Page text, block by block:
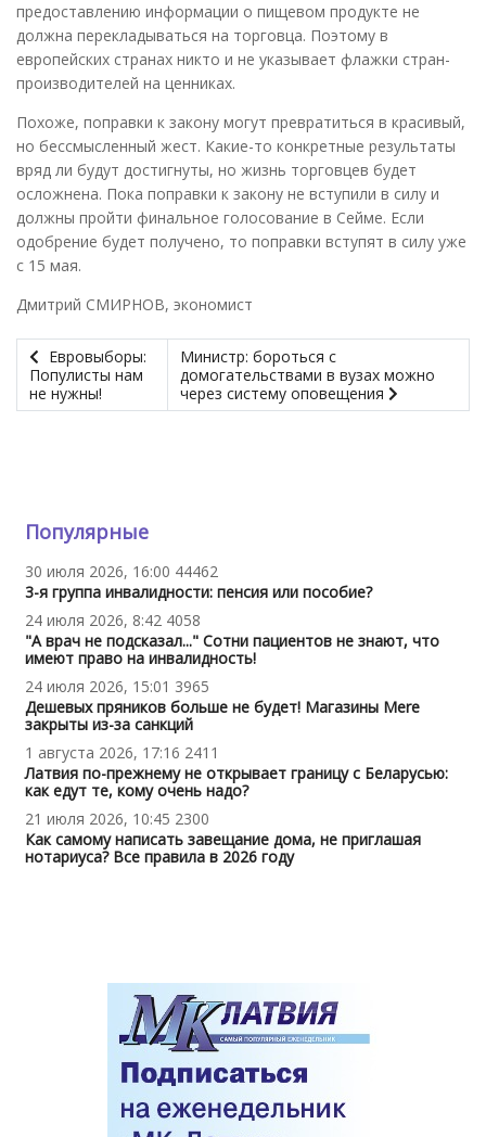
предоставлению информации о пищевом продукте не
должна перекладываться на торговца. Поэтому в
европейских странах никто и не указывает флажки стран-
производителей на ценниках.
Похоже, поправки к закону могут превратиться в красивый,
но бессмысленный жест. Какие-то конкретные результаты
вряд ли будут достигнуты, но жизнь торговцев будет
осложнена. Пока поправки к закону не вступили в силу и
должны пройти финальное голосование в Сейме. Если
одобрение будет получено, то поправки вступят в силу уже
с 15 мая.
Дмитрий СМИРНОВ, экономист
Евровыборы:
Популисты нам
не нужны!
Министр: бороться с
домогательствами в вузах можно
через систему оповещения
Популярные
30 июля 2026, 16:00 44462
3-я группа инвалидности: пенсия или пособие?
24 июля 2026, 8:42 4058
"А врач не подсказал..." Сотни пациентов не знают, что
имеют право на инвалидность!
24 июля 2026, 15:01 3965
Дешевых пряников больше не будет! Магазины Mere
закрыты из-за санкций
1 августа 2026, 17:16 2411
Латвия по-прежнему не открывает границу с Беларусью:
как едут те, кому очень надо?
21 июля 2026, 10:45 2300
Как самому написать завещание дома, не приглашая
нотариуса? Все правила в 2026 году